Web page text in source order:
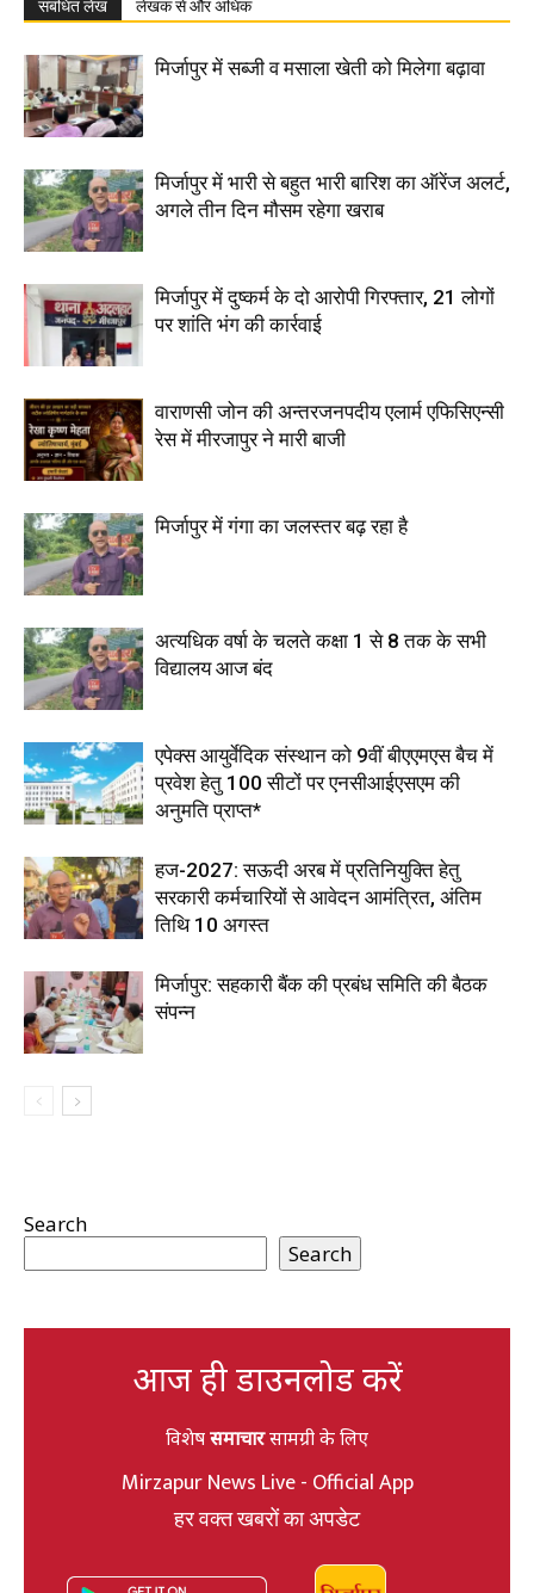
संबंधित लेख लेखक से और अधिक
मिर्जापुर में सब्जी व मसाला खेती को मिलेगा बढ़ावा
मिर्जापुर में भारी से बहुत भारी बारिश का ऑरेंज अलर्ट,
अगले तीन दिन मौसम रहेगा खराब
मिर्जापुर में दुष्कर्म के दो आरोपी गिरफ्तार, 21 लोगों
पर शांति भंग की कार्रवाई
वाराणसी जोन की अन्तरजनपदीय एलार्म एफिसिएन्सी
रेस में मीरजापुर ने मारी बाजी
मिर्जापुर में गंगा का जलस्तर बढ़ रहा है
अत्यधिक वर्षा के चलते कक्षा 1 से 8 तक के सभी
विद्यालय आज बंद
एपेक्स आयुर्वेदिक संस्थान को 9वीं बीएएमएस बैच में
प्रवेश हेतु 100 सीटों पर एनसीआईएसएम की
अनुमति प्राप्त*
हज-2027: सऊदी अरब में प्रतिनियुक्ति हेतु
सरकारी कर्मचारियों से आवेदन आमंत्रित, अंतिम
तिथि 10 अगस्त
मिर्जापुर: सहकारी बैंक की प्रबंध समिति की बैठक
संपन्न
Search
Search
आज ही डाउनलोड करें
विशेषसमाचारसामग्री के लिए
Mirzapur News Live - Official App
हर वक्त खबरों का अपडेट